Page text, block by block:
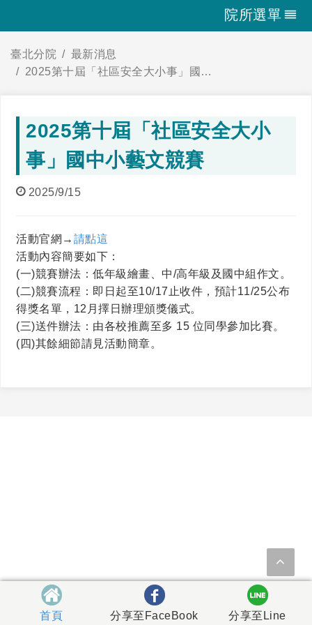
院所選單
臺北分院
最新消息
2025第十屆「社區安全大小事」國中小藝文競賽
2025第十屆「社區安全大小
事」國中小藝文競賽
2025/9/15
首頁 分享至FaceBook 分享至Line
活動官網→ 請點這
活動內容簡要如下：
(一)競賽辦法：低年級繪畫、中/高年級及國中組作文。
(二)競賽流程：即日起至10/17止收件，預計11/25公布
得獎名單，12月擇日辦理頒獎儀式。
(三)送件辦法：由各校推薦至多 15 位同學參加比賽。
(四)其餘細節請見活動簡章。